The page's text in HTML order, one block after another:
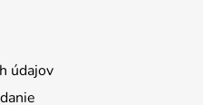
údajov